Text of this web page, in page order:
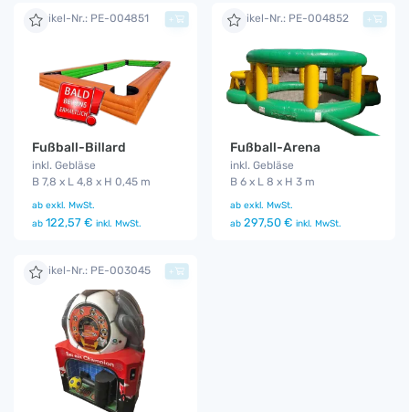
Artikel-Nr.: PE-004851
Fußball-Billard
inkl. Gebläse
B 7,8 x L 4,8 x H 0,45 m
ab exkl. MwSt.
ab 122,57 € inkl. MwSt.
+ Artikel-Nr.: PE-004852
Fußball-Arena
inkl. Gebläse
B 6 x L 8 x H 3 m
ab exkl. MwSt.
ab 297,50 € inkl. MwSt.
+
Artikel-Nr.: PE-003045 +